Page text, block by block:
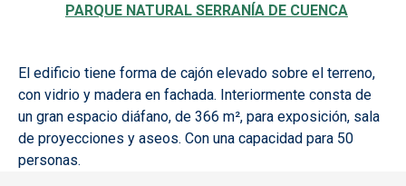
PARQUE NATURAL SERRANÍA DE CUENCA
El edificio tiene forma de cajón elevado sobre el terreno,
con vidrio y madera en fachada. Interiormente consta de
un gran espacio diáfano, de 366 m², para exposición, sala
de proyecciones y aseos. Con una capacidad para 50
personas.